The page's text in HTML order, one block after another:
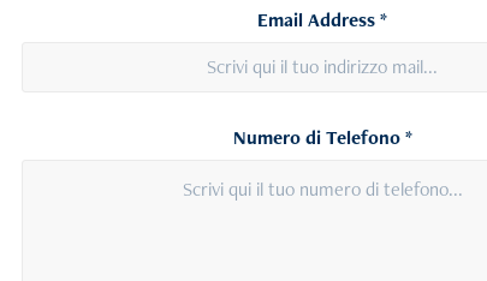
Email Address *
Numero di Telefono *